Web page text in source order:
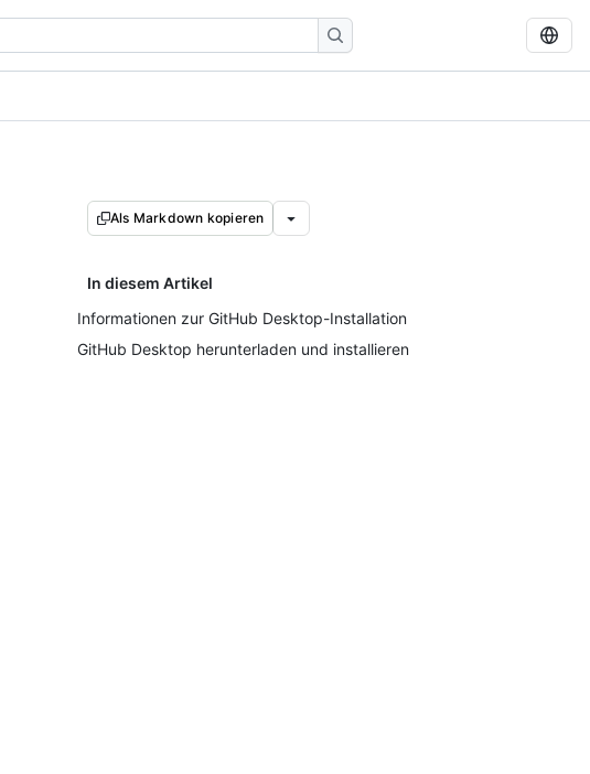
Als Markdown kopieren
In diesem Artikel
Informationen zur GitHub Desktop-Installation
GitHub Desktop herunterladen und installieren